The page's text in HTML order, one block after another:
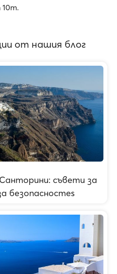
от нашия блог
съвети за
безопасностes